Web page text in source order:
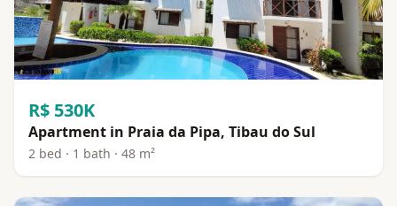
R$ 530K
Apartment in Praia da Pipa, Tibau do Sul
2 bed · 1 bath · 48 m²